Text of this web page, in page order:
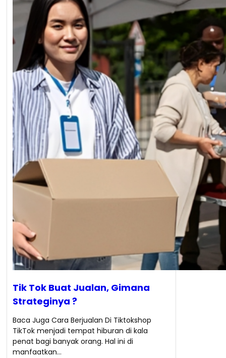
Tik Tok Buat Jualan, Gimana
Strateginya ?
Baca Juga Cara Berjualan Di Tiktokshop
TikTok menjadi tempat hiburan di kala
penat bagi banyak orang. Hal ini di
manfaatkan…